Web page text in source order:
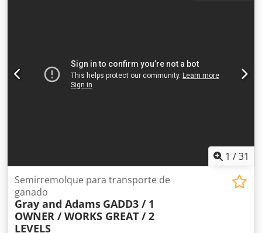
1 /31
Semirremolque para transporte de
ganado
Gray and Adams GADD3 / 1
OWNER / WORKS GREAT / 2
LEVELS